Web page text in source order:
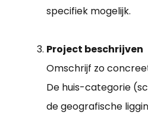
specifiek mogelijk.
Project beschrijven
Omschrijf zo
De huis-categorie
de geografische